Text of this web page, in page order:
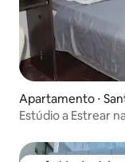
Apartamento ⋅
Estúdio a Estrear